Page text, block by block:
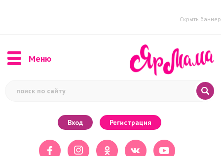
Скрыть баннер
Меню
Вход Регистрация